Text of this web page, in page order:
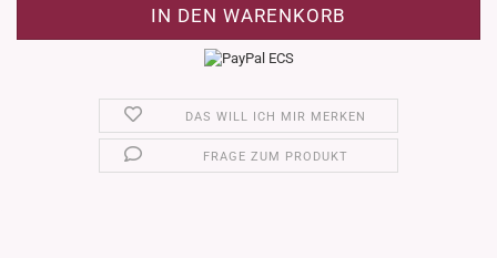
DAS WILL ICH MIR MERKEN
FRAGE ZUM PRODUKT